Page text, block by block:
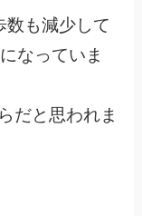
数も減少して
なっていま
だと思われま